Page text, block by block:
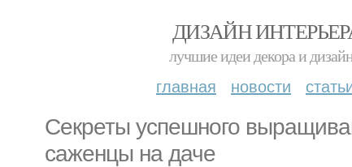
ДИЗАЙН
лучшие идеи декора и
главная новости
Секреты успешного
саженцы на даче